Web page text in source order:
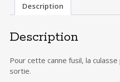
Description
Description
Pour cette canne fusil, la
sortie.